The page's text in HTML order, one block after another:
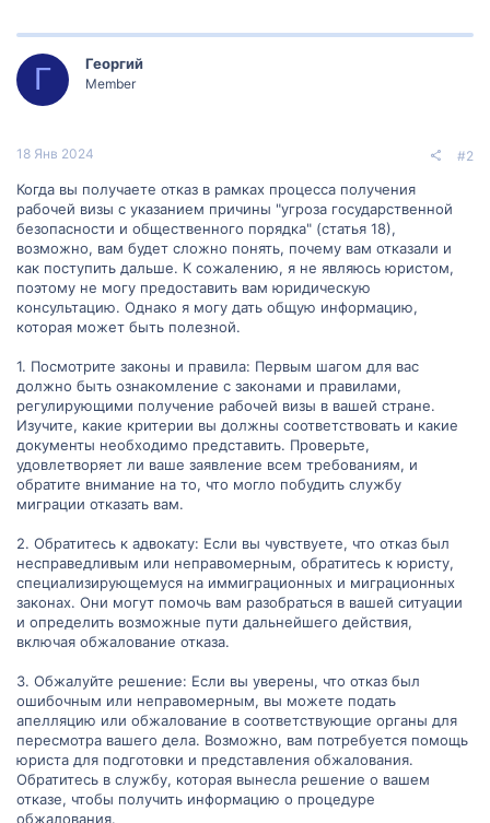
Г Георгий
Member
18 Янв 2024 #2
Когда вы получаете отказ в рамках процесса получения
рабочей визы с указанием причины "угроза государственной
безопасности и общественного порядка" (статья 18),
возможно, вам будет сложно понять, почему вам отказали и
как поступить дальше. К сожалению, я не являюсь юристом,
поэтому не могу предоставить вам юридическую
консультацию. Однако я могу дать общую информацию,
которая может быть полезной.
1. Посмотрите законы и правила: Первым шагом для вас
должно быть ознакомление с законами и правилами,
регулирующими получение рабочей визы в вашей стране.
Изучите, какие критерии вы должны соответствовать и какие
документы необходимо представить. Проверьте,
удовлетворяет ли ваше заявление всем требованиям, и
обратите внимание на то, что могло побудить службу
миграции отказать вам.
2. Обратитесь к адвокату: Если вы чувствуете, что отказ был
несправедливым или неправомерным, обратитесь к юристу,
специализирующемуся на иммиграционных и миграционных
законах. Они могут помочь вам разобраться в вашей ситуации
и определить возможные пути дальнейшего действия,
включая обжалование отказа.
3. Обжалуйте решение: Если вы уверены, что отказ был
ошибочным или неправомерным, вы можете подать
апелляцию или обжалование в соответствующие органы для
пересмотра вашего дела. Возможно, вам потребуется помощь
юриста для подготовки и представления обжалования.
Обратитесь в службу, которая вынесла решение о вашем
отказе, чтобы получить информацию о процедуре
обжалования.